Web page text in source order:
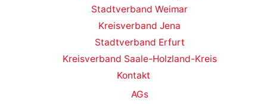
Stadtverband Weimar
Kreisverband Jena
Stadtverband Erfurt
Kreisverband Saale-Holzland-Kreis
Kontakt
AGs